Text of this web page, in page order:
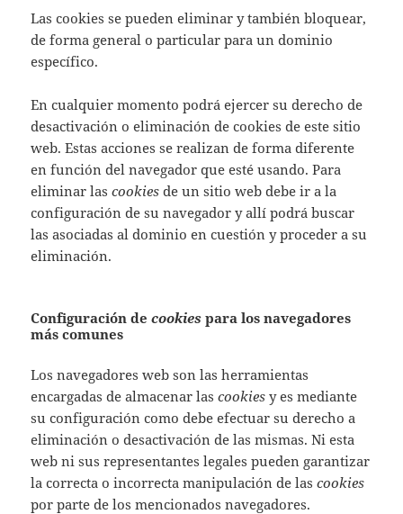
Las cookies se pueden eliminar y también bloquear,
de forma general o particular para un dominio
específico.
En cualquier momento podrá ejercer su derecho de
desactivación o eliminación de cookies de este sitio
web. Estas acciones se realizan de forma diferente
en función del navegador que esté usando. Para
eliminar lascookies de un sitio web debe ir a la
configuración de su navegador y allí podrá buscar
las asociadas al dominio en cuestión y proceder a su
eliminación.
Configuración decookies para los navegadores
más comunes
Los navegadores web son las herramientas
encargadas de almacenar lascookies y es mediante
su configuración como debe efectuar su derecho a
eliminación o desactivación de las mismas. Ni esta
web ni sus representantes legales pueden garantizar
la correcta o incorrecta manipulación de lascookies
por parte de los mencionados navegadores.